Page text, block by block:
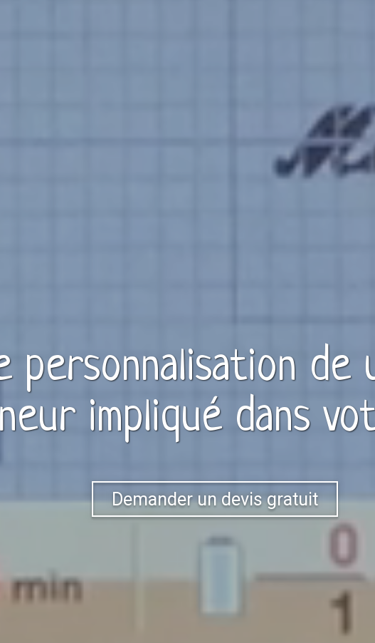
personnalisation de
impliqué dans
Demander un devis gratuit